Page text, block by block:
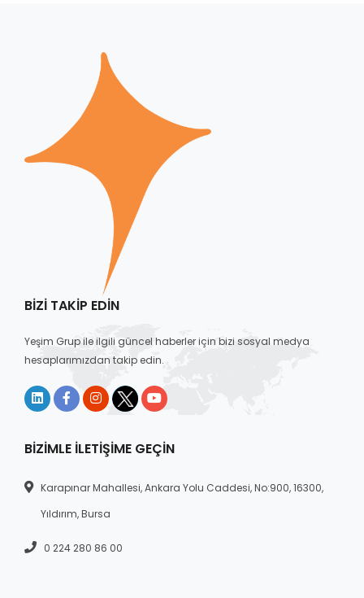
BIZI TAKIP EDIN
Yeşim Grup ile ilgili güncel haberler için bizi sosyal medya
hesaplarımızdan takip edin.
BIZIMLE İLETIŞIME GEÇIN
Karapınar Mahallesi, Ankara Yolu Caddesi, No:900, 16300,
Yıldırım, Bursa
0 224 280 86 00